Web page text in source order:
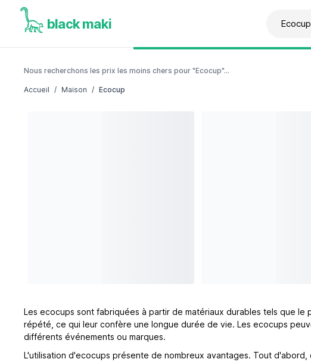
black maki
Nous recherchons les prix les moins chers pour "Ecocup"...
Accueil / Maison / Ecocup
Les ecocups sont fabriquées à partir de matériaux durables tels que
répété, ce qui leur confère une longue durée de vie. Les ecocups
différents événements ou marques.
L'utilisation d'ecocups présente de nombreux avantages. Tout